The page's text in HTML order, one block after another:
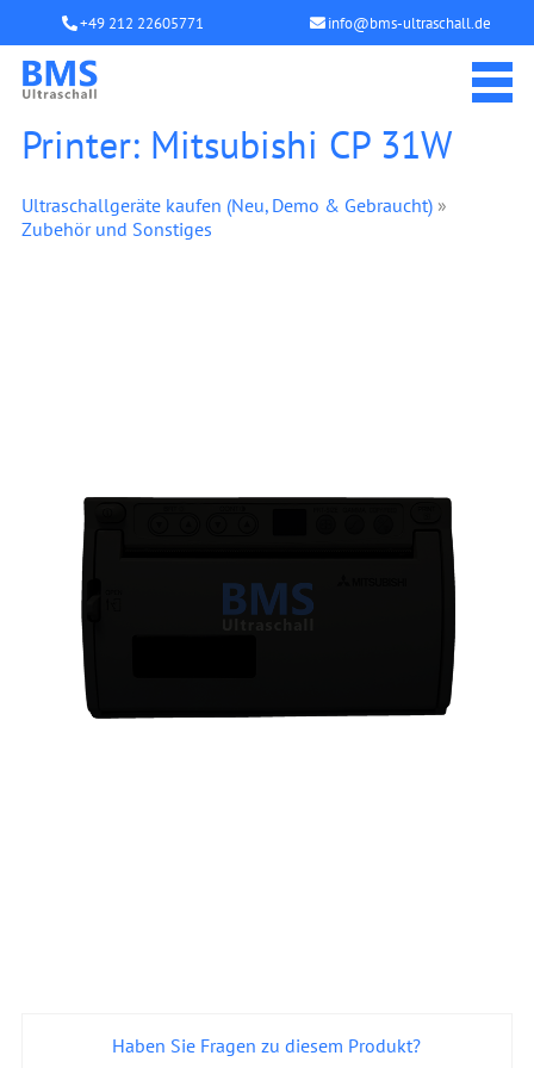
+49 212 22605771 info@bms-ultraschall.de
Printer: Mitsubishi CP 31W
Ultraschallgeräte kaufen (Neu, Demo & Gebraucht)»
Zubehör und Sonstiges
Haben Sie Fragen zu diesem Produkt?